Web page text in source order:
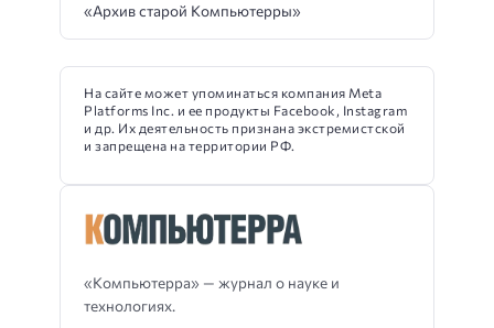
«Компьютерра» — журнал о науке и
технологиях.
«Архив старой Компьютерры»
На сайте может упоминаться компания Meta
Platforms Inc. и ее продукты Facebook, Instagram
и др. Их деятельность признана экстремистской
и запрещена на территории РФ.